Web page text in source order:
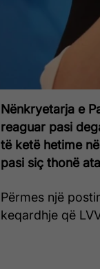
Nënkryetarja e
reaguar pasi
të ketë hetime
pasi siç thonë
Përmes një
keqardhje që